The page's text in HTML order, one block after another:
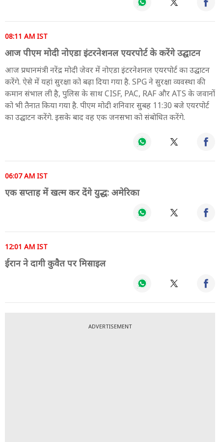
08:11 AM IST
आज पीएम मोदी नोएडा इंटरनेशनल एयरपोर्ट के करेंगे उद्घाटन
आज प्रधानमंत्री नरेंद्र मोदी जेवर में नोएडा इंटरनेशनल एयरपोर्ट का उद्घाटन
करेंगे. ऐसे में यहां सुरक्षा को बढ़ा दिया गया है. SPG ने सुरक्षा व्यवस्था की
कमान संभाल ली है, पुलिस के साथ CISF, PAC, RAF और ATS के जवानों
को भी तैनात किया गया है. पीएम मोदी शनिवार सुबह 11:30 बजे एयरपोर्ट
का उद्घाटन करेंगे. इसके बाद वह एक जनसभा को संबोधित करेंगे.
06:07 AM IST
एक सप्ताह में खत्म कर देंगे युद्ध: अमेरिका
12:01 AM IST
ईरान ने दागी कुवैत पर मिसाइल
ADVERTISEMENT